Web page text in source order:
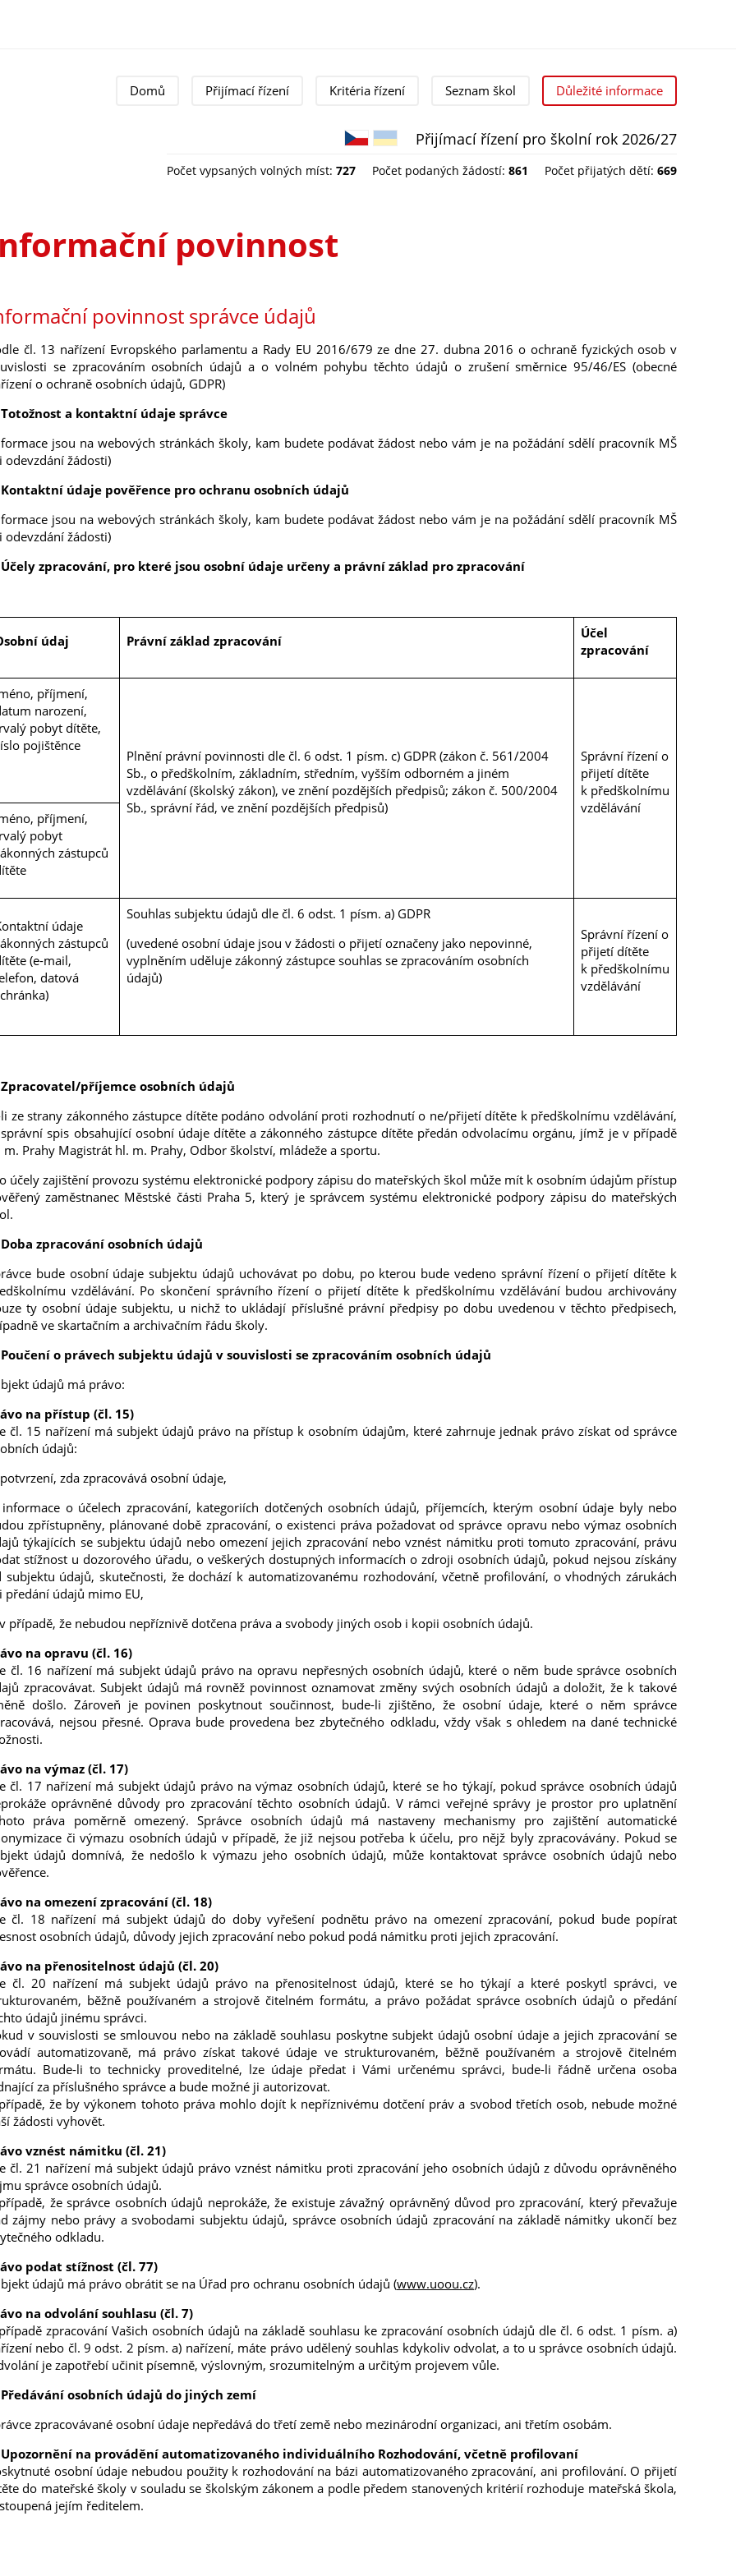
ČeštinaУкраїнська
Domů Přijímací řízení Kritéria řízení Seznam škol Důležité informace
Přijímací řízení pro školní rok 2026/27
Počet vypsaných volných míst: 727 Počet podaných žádostí: 861 Počet přijatých dětí: 669
povinnost
povinnost správce údajů
čl. 13 nařízení Evropského parlamentu a Rady EU 2016/679 ze dne 27. dubna 2016 o ochraně fyzických osob v
se zpracováním osobních údajů a o volném pohybu těchto údajů o zrušení směrnice 95/46/ES (obecné
o ochraně osobních údajů, GDPR)
Totožnost a kontaktní údaje správce
jsou na webových stránkách školy, kam budete podávat žádost nebo vám je na požádání sdělí pracovník MŠ
odevzdání žádosti)
údaje pověřence pro ochranu osobních údajů
jsou na webových stránkách školy, kam budete podávat žádost nebo vám je na požádání sdělí pracovník MŠ
odevzdání žádosti)
zpracování, pro které jsou osobní údaje určeny a právní základ pro zpracování
údaj Právní základ zpracování
Účel
zpracování
příjmení,
narození,
pobyt dítěte,
pojištěnce
Plnění právní povinnosti dle čl. 6 odst. 1 písm. c) GDPR (zákon č. 561/2004
Sb., o předškolním, základním, středním, vyšším odborném a jiném
vzdělávání (školský zákon), ve znění pozdějších předpisů; zákon č. 500/2004
Sb., správní řád, ve znění pozdějších předpisů)
Správní řízení o
přijetí dítěte
k předškolnímu
vzdělávání
příjmení,
pobyt
zástupců
údaje
zástupců
(e-mail,
datová
Souhlas subjektu údajů dle čl. 6 odst. 1 písm. a) GDPR
(uvedené osobní údaje jsou v žádosti o přijetí označeny jako nepovinné,
vyplněním uděluje zákonný zástupce souhlas se zpracováním osobních
údajů)
Správní řízení o
přijetí dítěte
k předškolnímu
vzdělávání
příjemce osobních údajů
li ze strany zákonného zástupce dítěte podáno odvolání proti rozhodnutí o ne/přijetí dítěte k předškolnímu vzdělávání,
spis obsahující osobní údaje dítěte a zákonného zástupce dítěte předán odvolacímu orgánu, jímž je v případě
m. Prahy Magistrát hl. m. Prahy, Odbor školství, mládeže a sportu.
účely zajištění provozu systému elektronické podpory zápisu do mateřských škol může mít k osobním údajům přístup
zaměstnanec Městské části Praha 5, který je správcem systému elektronické podpory zápisu do mateřských
zpracování osobních údajů
bude osobní údaje subjektu údajů uchovávat po dobu, po kterou bude vedeno správní řízení o přijetí dítěte k
vzdělávání. Po skončení správního řízení o přijetí dítěte k předškolnímu vzdělávání budou archivovány
ty osobní údaje subjektu, u nichž to ukládají příslušné právní předpisy po dobu uvedenou v těchto předpisech,
ve skartačním a archivačním řádu školy.
o právech subjektu údajů v souvislosti se zpracováním osobních údajů
údajů má právo:
na přístup (čl. 15)
čl. 15 nařízení má subjekt údajů právo na přístup k osobním údajům, které zahrnuje jednak právo získat od správce
údajů:
zda zpracovává osobní údaje,
informace o účelech zpracování, kategoriích dotčených osobních údajů, příjemcích, kterým osobní údaje byly nebo
zpřístupněny, plánované době zpracování, o existenci práva požadovat od správce opravu nebo výmaz osobních
týkajících se subjektu údajů nebo omezení jejich zpracování nebo vznést námitku proti tomuto zpracování, právu
stížnost u dozorového úřadu, o veškerých dostupných informacích o zdroji osobních údajů, pokud nejsou získány
subjektu údajů, skutečnosti, že dochází k automatizovanému rozhodování, včetně profilování, o vhodných zárukách
předání údajů mimo EU,
případě, že nebudou nepříznivě dotčena práva a svobody jiných osob i kopii osobních údajů.
na opravu (čl. 16)
čl. 16 nařízení má subjekt údajů právo na opravu nepřesných osobních údajů, které o něm bude správce osobních
zpracovávat. Subjekt údajů má rovněž povinnost oznamovat změny svých osobních údajů a doložit, že k takové
došlo. Zároveň je povinen poskytnout součinnost, bude-li zjištěno, že osobní údaje, které o něm správce
nejsou přesné. Oprava bude provedena bez zbytečného odkladu, vždy však s ohledem na dané technické
na výmaz (čl. 17)
čl. 17 nařízení má subjekt údajů právo na výmaz osobních údajů, které se ho týkají, pokud správce osobních údajů
oprávněné důvody pro zpracování těchto osobních údajů. V rámci veřejné správy je prostor pro uplatnění
práva poměrně omezený. Správce osobních údajů má nastaveny mechanismy pro zajištění automatické
či výmazu osobních údajů v případě, že již nejsou potřeba k účelu, pro nějž byly zpracovávány. Pokud se
údajů domnívá, že nedošlo k výmazu jeho osobních údajů, může kontaktovat správce osobních údajů nebo
na omezení zpracování (čl. 18)
čl. 18 nařízení má subjekt údajů do doby vyřešení podnětu právo na omezení zpracování, pokud bude popírat
osobních údajů, důvody jejich zpracování nebo pokud podá námitku proti jejich zpracování.
na přenositelnost údajů (čl. 20)
čl. 20 nařízení má subjekt údajů právo na přenositelnost údajů, které se ho týkají a které poskytl správci, ve
běžně používaném a strojově čitelném formátu, a právo požádat správce osobních údajů o předání
údajů jinému správci.
v souvislosti se smlouvou nebo na základě souhlasu poskytne subjekt údajů osobní údaje a jejich zpracování se
automatizovaně, má právo získat takové údaje ve strukturovaném, běžně používaném a strojově čitelném
Bude-li to technicky proveditelné, lze údaje předat i Vámi určenému správci, bude-li řádně určena osoba
za příslušného správce a bude možné ji autorizovat.
že by výkonem tohoto práva mohlo dojít k nepříznivému dotčení práv a svobod třetích osob, nebude možné
žádosti vyhovět.
vznést námitku (čl. 21)
čl. 21 nařízení má subjekt údajů právo vznést námitku proti zpracování jeho osobních údajů z důvodu oprávněného
správce osobních údajů.
že správce osobních údajů neprokáže, že existuje závažný oprávněný důvod pro zpracování, který převažuje
zájmy nebo právy a svobodami subjektu údajů, správce osobních údajů zpracování na základě námitky ukončí bez
odkladu.
podat stížnost (čl. 77)
údajů má právo obrátit se na Úřad pro ochranu osobních údajů (www.uoou.cz).
na odvolání souhlasu (čl. 7)
zpracování Vašich osobních údajů na základě souhlasu ke zpracování osobních údajů dle čl. 6 odst. 1 písm. a)
nebo čl. 9 odst. 2 písm. a) nařízení, máte právo udělený souhlas kdykoliv odvolat, a to u správce osobních údajů.
je zapotřebí učinit písemně, výslovným, srozumitelným a určitým projevem vůle.
osobních údajů do jiných zemí
zpracovávané osobní údaje nepředává do třetí země nebo mezinárodní organizaci, ani třetím osobám.
na provádění automatizovaného individuálního Rozhodování, včetně profilovaní
osobní údaje nebudou použity k rozhodování na bázi automatizovaného zpracování, ani profilování. O přijetí
do mateřské školy v souladu se školským zákonem a podle předem stanovených kritérií rozhoduje mateřská škola,
jejím ředitelem.